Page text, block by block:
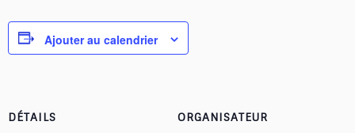
Ajouter au calendrier
DÉTAILS ORGANISATEUR